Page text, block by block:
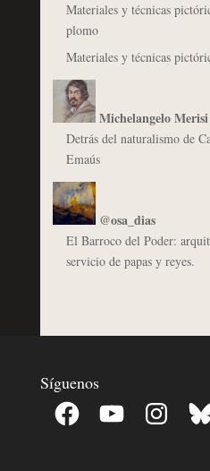
Materiales y técnicas
plomo
Materiales y técnicas
Michelangelo
Detrás del naturalismo de
Emaús
@osa_dias
El Barroco del Poder:
servicio de papas y reyes.
Síguenos
Facebook YouTube Instagram